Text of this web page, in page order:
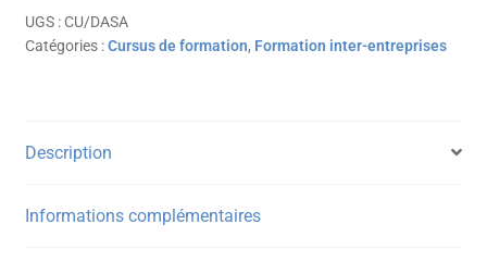
Devenir
administrateur
plateforme
UGS :CU/DASA
Catégories :Cursus de formation, Formation inter-entreprises
Description
Informations complémentaires